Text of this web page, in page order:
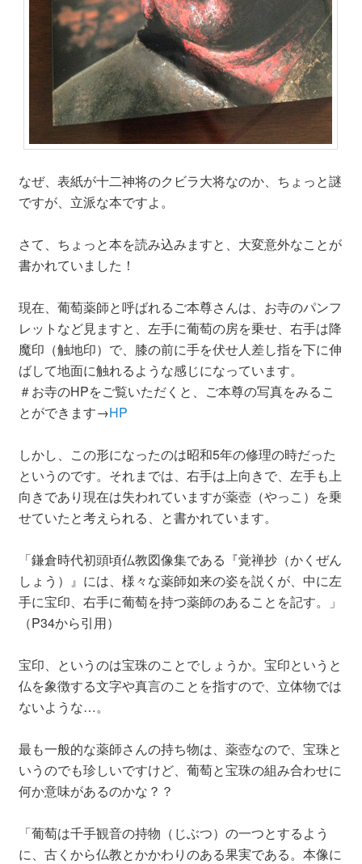
なぜ、表紙が十二神将のクビラ大将なのか、ちょっと謎
ですが、立派な本ですよ。
さて、ちょっと本を読み込みますと、大変意外なことが
書かれていました！
現在、葡萄薬師と呼ばれるご本尊さんは、お寺のパンフ
レットなど見ますと、左手に葡萄の房を乗せ、右手は降
魔印（触地印）で、膝の前に手を伏せ人差し指を下に伸
ばして地面に触れるような感じになっています。
＃お寺のHPをご覧いただくと、ご本尊の写真をみるこ
とができます→HP
しかし、この形になったのは昭和5年の修理の時だった
というのです。それまでは、右手は上向きで、左手も上
向きであり現在は失われていますが薬壺（やっこ）を乗
せていたと考えられる、と書かれています。
「鎌倉時代初頭頃仏教図像集である『覚禅抄（かくぜん
しょう）』には、様々な薬師如来の姿を説くが、中に左
手に宝印、右手に葡萄を持つ薬師のあることを記す。」
（P34から引用）
宝印、というのは宝珠のことでしょうか。宝印というと
仏を象徴する文字や真言のことを指すので、立体物では
ないような…。
最も一般的な薬師さんの持ち物は、薬壺なので、宝珠と
いうのでも珍しいですけど、葡萄と宝珠の組み合わせに
何か意味があるのかな？？
「葡萄は千手観音の持物（じぶつ）の一つとするよう
に、古くから仏教とかかわりのある果実である。本像に